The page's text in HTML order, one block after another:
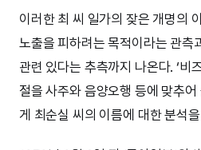
이러한 최 씨 일가의 잦은 개명의
노출을 피하려는 목적이라는 관측
관련 있다는 추측까지 나온다. ‘비
절을 사주와 음양오행 등에 맞추어
게 최순실 씨의 이름에 대한 분석